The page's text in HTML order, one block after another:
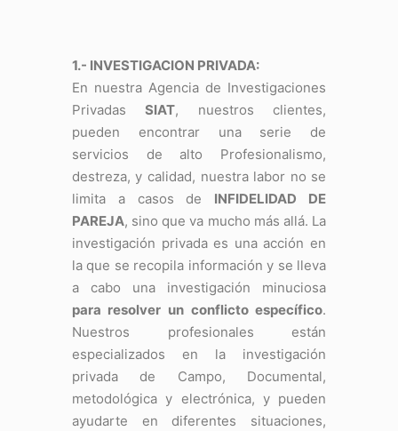
1.- INVESTIGACION PRIVADA:
En nuestra Agencia de Investigaciones
PrivadasSIAT, nuestros clientes,
pueden encontrar una serie de
servicios de alto Profesionalismo,
destreza, y calidad, nuestra labor no se
limita a casos de INFIDELIDAD DE
PAREJA, sino que va mucho más allá. La
investigación privada es una acción en
la que se recopila información y se lleva
a cabo una investigación minuciosa
para resolver un conflicto específico.
Nuestros profesionales están
especializados en la investigación
privada de Campo, Documental,
metodológica y electrónica, y pueden
ayudarte en diferentes situaciones,